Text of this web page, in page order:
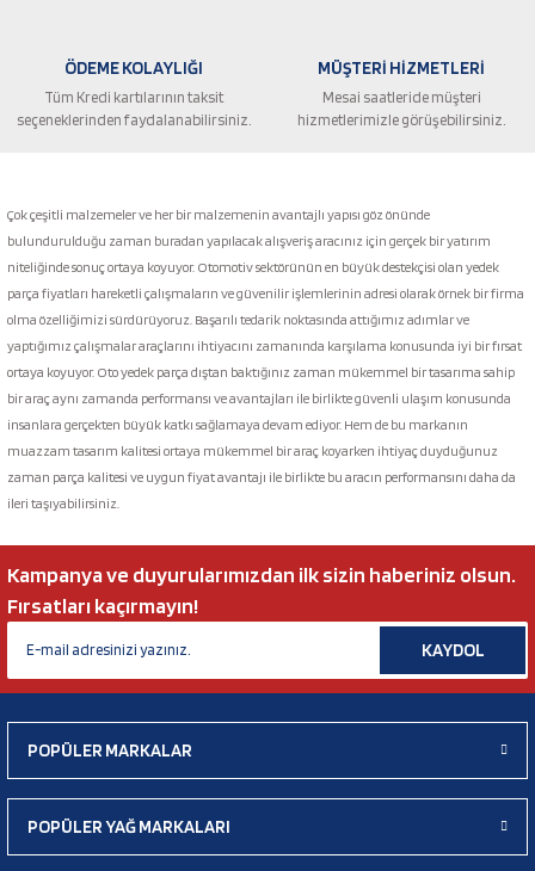
Gönder
ÖDEME KOLAYLIĞI
Tüm Kredi kartılarının taksit
seçeneklerinden faydalanabilirsiniz.
MÜŞTERİ HİZMETLERİ
Mesai saatleride müşteri
hizmetlerimizle görüşebilirsiniz.
Çok çeşitli malzemeler ve her bir malzemenin avantajlı yapısı göz önünde
bulundurulduğu zaman buradan yapılacak alışveriş aracınız için gerçek bir yatırım
niteliğinde sonuç ortaya koyuyor. Otomotiv sektörünün en büyük destekçisi olan yedek
parça fiyatları hareketli çalışmaların ve güvenilir işlemlerinin adresi olarak örnek bir firma
olma özelliğimizi sürdürüyoruz. Başarılı tedarik noktasında attığımız adımlar ve
yaptığımız çalışmalar araçlarını ihtiyacını zamanında karşılama konusunda iyi bir fırsat
ortaya koyuyor. Oto yedek parça dıştan baktığınız zaman mükemmel bir tasarıma sahip
bir araç aynı zamanda performansı ve avantajları ile birlikte güvenli ulaşım konusunda
insanlara gerçekten büyük katkı sağlamaya devam ediyor. Hem de bu markanın
muazzam tasarım kalitesi ortaya mükemmel bir araç koyarken ihtiyaç duyduğunuz
zaman parça kalitesi ve uygun fiyat avantajı ile birlikte bu aracın performansını daha da
ileri taşıyabilirsiniz.
Kampanya ve duyurularımızdan ilk sizin haberiniz olsun.
Fırsatları kaçırmayın!
KAYDOL
POPÜLER MARKALAR
POPÜLER YAĞ MARKALARI